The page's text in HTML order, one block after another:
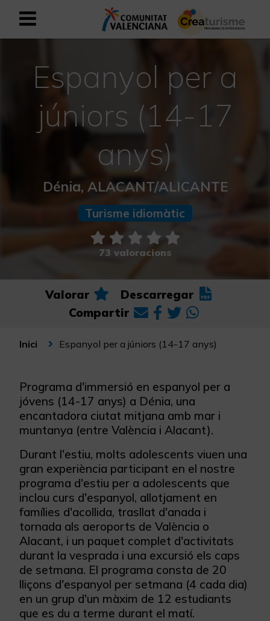
Valencià
Mediterrani Actiu i Esportiu
Mediterrani Cultural
Mediterrani Rural i Natural
Experiències a la tardor
Experiències Setmana Santa
Espanyol per a
júniors (14-17
anys)
Dénia, ALACANT/ALICANTE
Turisme idiomàtic
73 valoracions
Valorar
Descarregar
Compartir
Inici Espanyol per a júniors (14-17 anys)
Programa d'immersió en espanyol per a
jóvens (14-17 anys) a Dénia, una
encantadora ciutat mitjana amb mar i
muntanya (entre València i Alacant).
Durant l'estiu, molts adolescents viuen una
gran experiència participant en el nostre
programa d'estiu per a adolescents que
inclou curs d'espanyol, allotjament en
famílies d'acollida, trasllat d'anada i
tornada als aeroports de València o
Alacant, i un paquet complet d'activitats
durant la vesprada i una excursió els caps
de setmana. El programa consta de 20
lliçons d'espanyol per setmana (4 cada dia)
en un grup d'un màxim de 12 estudiants
que es du a terme durant el matí.